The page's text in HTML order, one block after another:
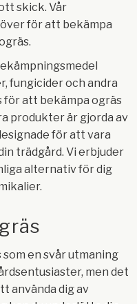
skick. Vår
för att bekämpa
fungicider och andra
för att bekämpa ogräs
produkter är gjorda av
för att vara
trädgård. Vi erbjuder
alternativ för dig
en svår utmaning
men det
använda dig av